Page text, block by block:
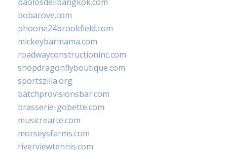
bobacove.com
phoone24brookfield.com
mickeybarmama.com
roadwayconstructioninc.com
shopdragonflyboutique.com
sportszilla.org
batchprovisionsbar.com
brasserie-gobette.com
musicrearte.com
morseysfarms.com
riverviewtennis.com